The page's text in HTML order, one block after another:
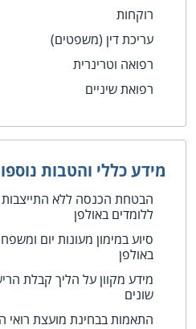
רוקחות
עריכת דין (משפטים)
רפואה וטרינרית
רפואת שיניים
מידע כללי והטבות
הבטחת הכנסה ללא
ללומדים באולפן
סיוע במימון מעונות יום
באולפן
מידע מקוון על הליך קבלת
שונים
התאמות בבחינת מועצת רואי